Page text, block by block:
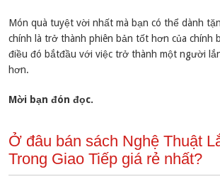
Món quà tuyệt vời nhất mà bạn có thể dành
chính là trở thành phiên bản tốt hơn của chính
điều đó bắtđầu với việc trở thành một người
hơn.
Mời bạn đón đọc.
Ở đâu bán sách Nghệ Thuật
Trong Giao Tiếp giá rẻ nhất?